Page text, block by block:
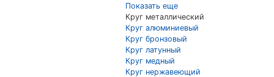
Показать еще
Круг металлический
Круг алюминиевый
Круг бронзовый
Круг латунный
Круг медный
Круг нержавеющий